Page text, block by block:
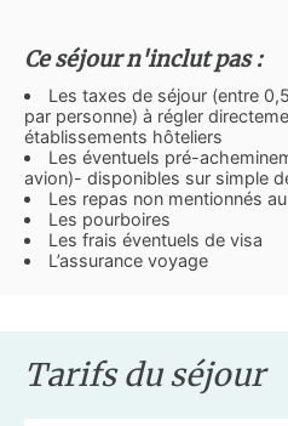
Ce séjour n'inclut pas :
Les taxes de séjour (entre
par personne) à régler
établissements hôteliers
Les éventuels pré-
avion)- disponibles sur simple
Les repas non mentionnés
Les pourboires
Les frais éventuels de visa
L’assurance voyage
Tarifs du séjour